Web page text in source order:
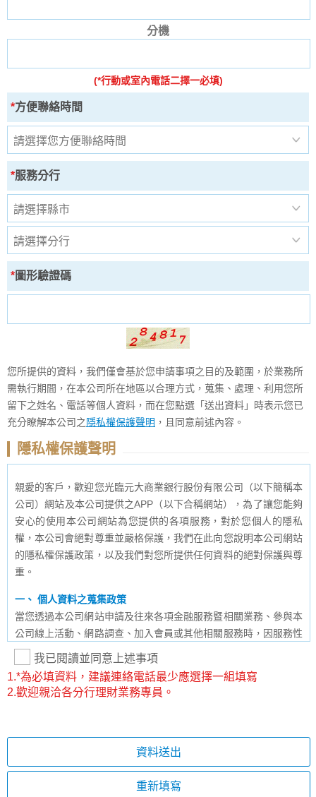
分機
(*行動或室內電話二擇一必填)
*方便聯絡時間
*服務分行
*圖形驗證碼
您所提供的資料，我們僅會基於您申請事項之目的及範圍，於業務所
需執行期間，在本公司所在地區以合理方式，蒐集、處理、利用您所
留下之姓名、電話等個人資料，而在您點選「送出資料」時表示您已
充分瞭解本公司之 隱私權保護聲明 ，且同意前述內容。
隱私權保護聲明
親愛的客戶，歡迎您光臨元大商業銀行股份有限公司（以下簡稱本
公司）網站及本公司提供之APP（以下合稱網站），為了讓您能夠
安心的使用本公司網站為您提供的各項服務，對於您個人的隱私
權，本公司會絕對尊重並嚴格保護，我們在此向您說明本公司網站
的隱私權保護政策，以及我們對您所提供任何資料的絕對保護與尊
重。
一、 個人資料之蒐集政策
當您透過本公司網站申請及往來各項金融服務暨相關業務、參與本
公司線上活動、網路調查、加入會員或其他相關服務時，因服務性
質的不同，本公司可能會請您提供姓名、身分證字號、住址、電
話、電子信箱、生物特徵(包含但不限於臉部、指紋等)或其他相關
必要資料。除此之外，本公司也可能會保留您在上網瀏覽或查詢
時，伺服器自行產生的相關記錄，包括但不限於您使用連線設備的
注意，與本網站連結的其他網站，也可能蒐集您個人的資料，對於
您主動提供其他網站的個人資料，將依相關法令及各該連結網站所
揭露之隱私權保護政策蒐集、處理與利用，不適用本聲明，本公司
我已閱讀並同意上述事項
1.*為必填資料，建議連絡電話最少應選擇一組填寫
2.歡迎親洽各分行理財業務專員。
資料送出
重新填寫